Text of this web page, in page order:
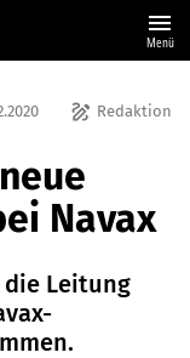
menu
Menü
draw Redaktion
Navax
die Leitung